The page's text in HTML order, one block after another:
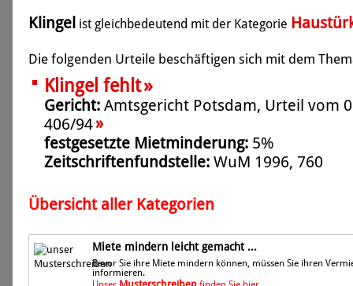
Klingel ist gleichbedeutend mit der Kategorie
Die folgenden Urteile beschäftigen sich mit dem
Klingel fehlt»
Gericht: Amtsgericht Potsdam, Urteil vom
406/94»
festgesetzte Mietminderung: 5%
Zeitschriftenfundstelle: WuM 1996, 760
Übersicht aller Kategorien
Miete mindern leicht gemacht ...
Bevor Sie ihre Miete mindern können, müssen Sie ihren
informieren.